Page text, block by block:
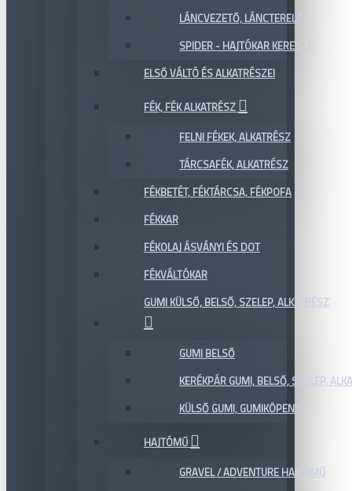
LÁNCVEZETŐ, LÁNCTERELŐ
SPIDER - HAJTÓKAR KERESZT
ELSŐ VÁLTÓ ÉS ALKATRÉSZEI
FÉK, FÉK ALKATRÉSZ
FELNI FÉKEK, ALKATRÉSZ
TÁRCSAFÉK, ALKATRÉSZ
FÉKBETÉT, FÉKTÁRCSA, FÉKPOFA
FÉKKAR
FÉKOLAJ ÁSVÁNYI ÉS DOT
FÉKVÁLTÓKAR
GUMI KÜLSŐ, BELSŐ, SZELEP, ALKATRÉSZ
GUMI BELSŐ
KERÉKPÁR GUMI, BELSŐ, SZELEP,
KÜLSŐ GUMI, GUMIKÖPENY
HAJTÓMŰ
GRAVEL / ADVENTURE HAJTÓMŰ